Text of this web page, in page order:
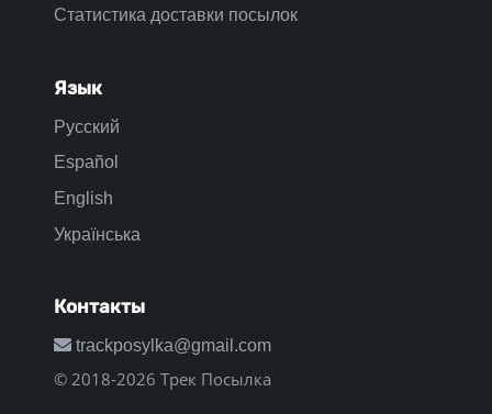
Статистика доставки посылок
Язык
Русский
Español
English
Українська
Контакты
trackposylka@gmail.com
© 2018-2026 Трек Посылка